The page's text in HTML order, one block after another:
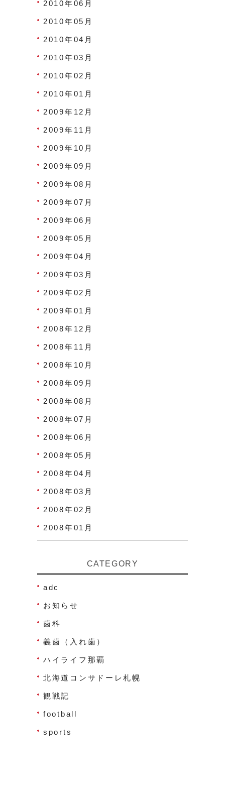
2010年06月
2010年05月
2010年04月
2010年03月
2010年02月
2010年01月
2009年12月
2009年11月
2009年10月
2009年09月
2009年08月
2009年07月
2009年06月
2009年05月
2009年04月
2009年03月
2009年02月
2009年01月
2008年12月
2008年11月
2008年10月
2008年09月
2008年08月
2008年07月
2008年06月
2008年05月
2008年04月
2008年03月
2008年02月
2008年01月
CATEGORY
adc
お知らせ
歯科
義歯（入れ歯）
ハイライフ那覇
北海道コンサドーレ札幌
観戦記
football
sports